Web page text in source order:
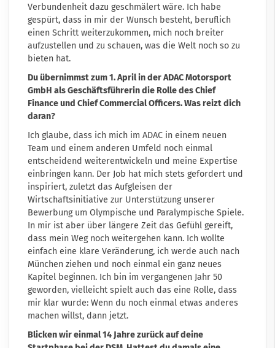
Verbundenheit dazu geschmälert wäre. Ich habe
gespürt, dass in mir der Wunsch besteht, beruflich
einen Schritt weiterzukommen, mich noch breiter
aufzustellen und zu schauen, was die Welt noch so zu
bieten hat.
Du übernimmst zum 1. April in der ADAC Motorsport
GmbH als Geschäftsführerin die Rolle des Chief
Finance und Chief Commercial Officers. Was reizt dich
daran?
Ich glaube, dass ich mich im ADAC in einem neuen
Team und einem anderen Umfeld noch einmal
entscheidend weiterentwickeln und meine Expertise
einbringen kann. Der Job hat mich stets gefordert und
inspiriert, zuletzt das Aufgleisen der
Wirtschaftsinitiative zur Unterstützung unserer
Bewerbung um Olympische und Paralympische Spiele.
In mir ist aber über längere Zeit das Gefühl gereift,
dass mein Weg noch weitergehen kann. Ich wollte
einfach eine klare Veränderung, ich werde auch nach
München ziehen und noch einmal ein ganz neues
Kapitel beginnen. Ich bin im vergangenen Jahr 50
geworden, vielleicht spielt auch das eine Rolle, dass
mir klar wurde: Wenn du noch einmal etwas anderes
machen willst, dann jetzt.
Blicken wir einmal 14 Jahre zurück auf deine